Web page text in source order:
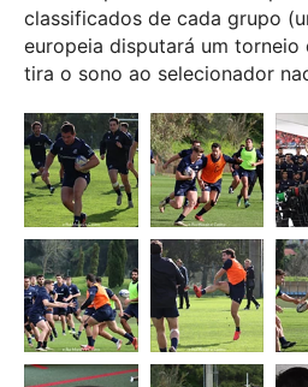
classificados de cada grupo
europeia disputará um torneio
tira o sono ao selecionador